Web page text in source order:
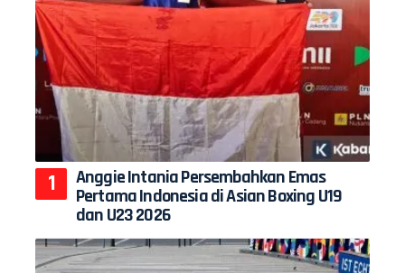
Anggie Intania Persembahkan Emas
Pertama Indonesia di Asian Boxing U19
dan U23 2026